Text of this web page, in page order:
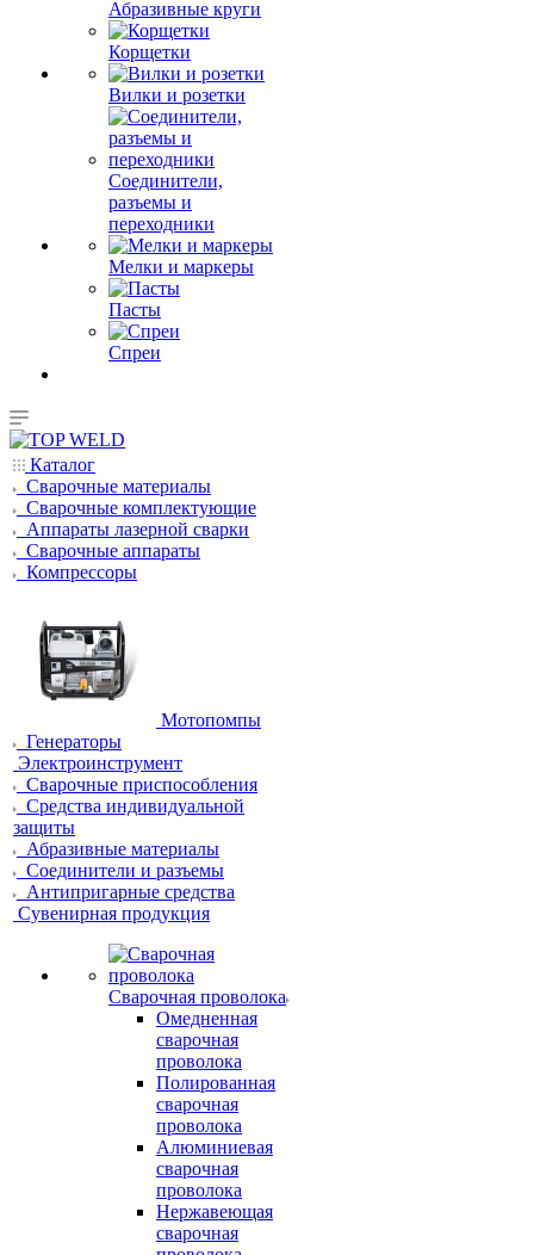
Абразивные круги
Корщетки
Вилки и розетки
Соединители,
разъемы и
переходники
Мелки и маркеры
Пасты
Спреи
Каталог
Сварочные материалы
Сварочные комплектующие
Аппараты лазерной сварки
Сварочные аппараты
Компрессоры
Мотопомпы
Генераторы
Электроинструмент
Сварочные приспособления
Средства индивидуальной
защиты
Абразивные материалы
Соединители и разъемы
Антипригарные средства
Сувенирная продукция
Сварочная проволока
Омедненная
сварочная
проволока
Полированная
сварочная
проволока
Алюминиевая
сварочная
проволока
Нержавеющая
сварочная